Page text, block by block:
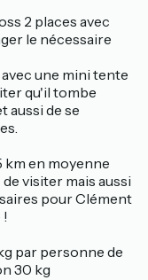
2 places avec
le nécessaire
une mini tente
qu'il tombe
aussi de se
km en moyenne
visiter mais aussi
pour Clément
par personne de
30 kg